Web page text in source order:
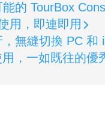
的 TourBox
用，即連即用
無縫切換 PC 和
，一如既往的優